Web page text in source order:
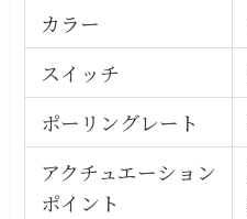
カラー
スイッチ
ポーリングレート
アクチュエーション
ポイント